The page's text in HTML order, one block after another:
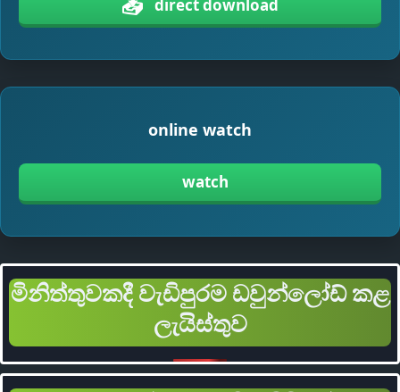
direct download
online watch
watch
මිනිත්තුවකදී වැඩිපුරම ඩවුන්ලෝඩ් කළ
ලැයිස්තුව